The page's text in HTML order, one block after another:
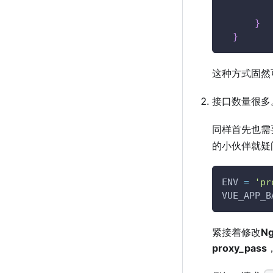
}
}
这种方式固
接口数量很多
同样首先也
的小伙伴就
ENV =
紧接着修改
proxy_pass